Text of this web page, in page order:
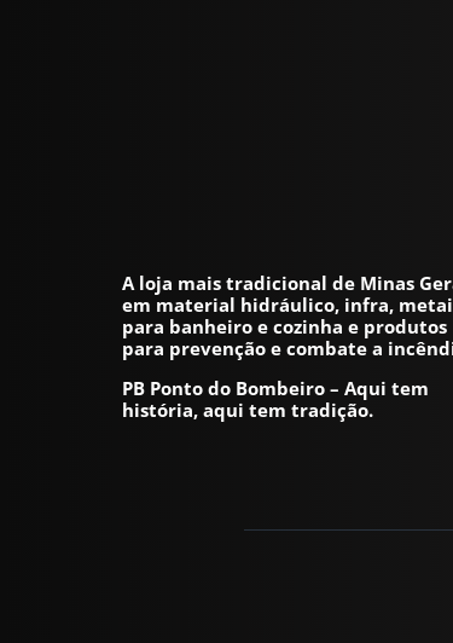
A loja mais tradicional de Minas
em material hidráulico, infra,
para banheiro e cozinha e produtos
para prevenção e combate a
PB Ponto do Bombeiro – Aqui tem
história, aqui tem tradição.